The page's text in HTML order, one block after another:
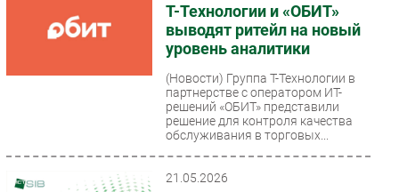
Торговые сети
ПО
Регулирование
Финансы
Т-Технологии и «ОБИТ»
выводят ритейл на новый
уровень аналитики
(Новости) Группа Т-Технологии в
партнерстве с оператором ИТ-
решений «ОБИТ» представили
решение для контроля качества
обслуживания в торговых...
21.05.2026